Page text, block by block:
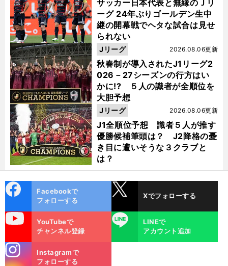
サッカー日本代表と無縁のＪリ
ーグ 24年ぶりゴールデン生中
継の開幕戦でヘタな試合は見せ
られない
秋春制が導入されたJ1リーグ2
026－27シーズンの行方はい
かに!? ５人の識者が全順位を
大胆予想
2026.08.06更新
Jリーグ
J1全順位予想 識者５人が推す
優勝候補筆頭は？ J2降格の憂
き目に遭いそうな３クラブと
は？
2026.08.06更新
Jリーグ
ok
Facebookで
フォローする
Xでフォローする
YouTubeで
チャンネル登録
LINE
LINEで
アカウント追加
m
Instagramで
フォローする